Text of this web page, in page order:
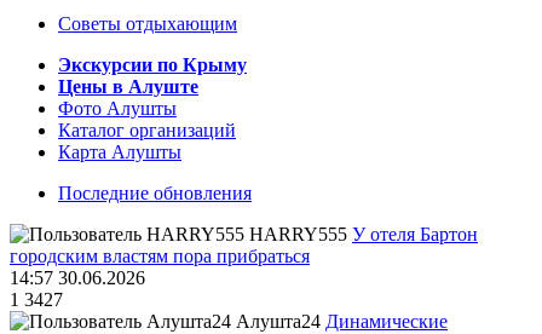
Советы отдыхающим
Экскурсии по Крыму
Цены в Алуште
Фото Алушты
Каталог организаций
Карта Алушты
Последние обновления
HARRY555 У отеля Бартон
городским властям пора прибраться
14:57 30.06.2026
1 3427
Алушта24 Динамические